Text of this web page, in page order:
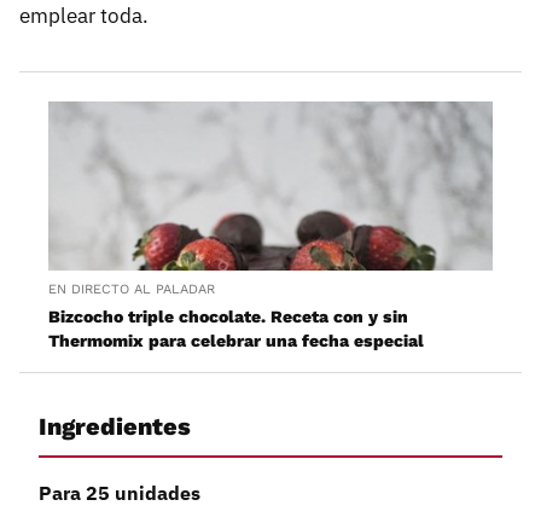
emplear toda.
EN DIRECTO AL PALADAR
Bizcocho triple chocolate. Receta con y sin
Thermomix para celebrar una fecha especial
Ingredientes
Para 25 unidades